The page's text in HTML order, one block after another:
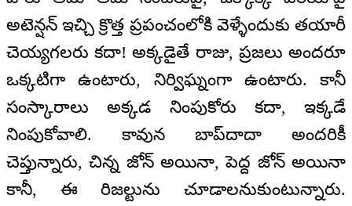
అటెన్షన్‌ ఇచ్చి క్రొత్త ప్రపంచంలోకి వెళ్ళేందుకు తయారీ
చెయ్యగలరు కదా! అక్కడైతే రాజు, ప్రజలు అందరూ
ఒక్కటిగా ఉంటారు, నిర్విఘ్నంగా ఉంటారు. కానీ
సంస్కారాలు అక్కడ నింపుకోరు కదా, ఇక్కడే
నింపుకోవాలి. కావున బాప్‌దాదా అందరికీ
చెప్తున్నారు, చిన్న జోన్‌ అయినా, పెద్ద జోన్‌ అయినా
కానీ, ఈ రిజల్టును చూడాలనుకుంటున్నారు.